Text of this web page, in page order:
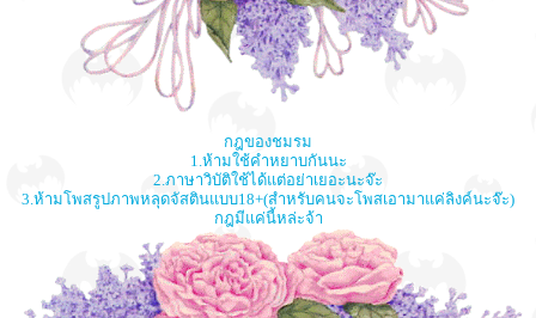
กฎของชมรม
1.ห้ามใช้คำหยาบกันนะ
2.ภาษาวิบัติใช้ได้แต่อย่าเยอะนะจ๊ะ
3.ห้ามโพสรูปภาพหลุดจัสตินแบบ18+(สำหรับคนจะโพสเอามาแค่ลิงค์นะจ๊ะ)
กฎมีแค่นี้หล่ะจ้า